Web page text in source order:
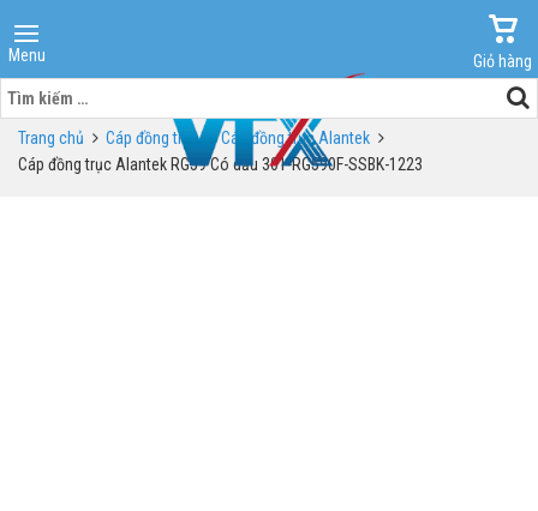
Menu
Giỏ hàng
Tìm
kiếm
cho:Trang chủ Cáp đồng trục
Cáp đồng trục Alantek
Cáp đồng trục Alantek RG59 Có dầu 301-RG590F-SSBK-1223